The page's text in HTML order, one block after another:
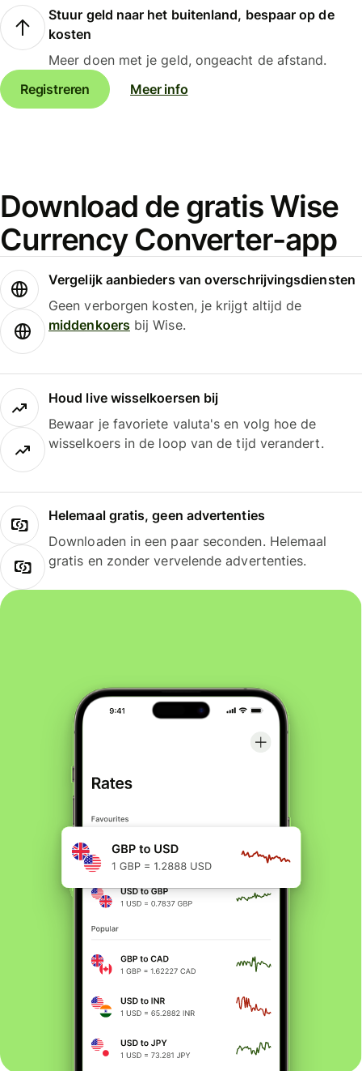
Stuur geld naar het buitenland, bespaar op de
kosten
Meer doen met je geld, ongeacht de afstand.
Registreren
Meer info
Download de gratis Wise
Currency Converter-app
Vergelijk aanbieders van overschrijvingsdiensten
Geen verborgen kosten, je krijgt altijd de
middenkoersbij Wise.
Houd live wisselkoersen bij
Bewaar je favoriete valuta's en volg hoe de
wisselkoers in de loop van de tijd verandert.
Helemaal gratis, geen advertenties
Downloaden in een paar seconden. Helemaal
gratis en zonder vervelende advertenties.